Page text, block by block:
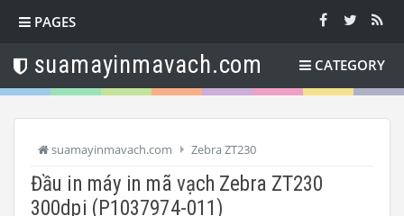
PAGES
suamayinmavach.com CATEGORY
suamayinmavach.com Zebra ZT230
Đầu in máy in mã vạch Zebra ZT230
300dpi (P1037974-011)